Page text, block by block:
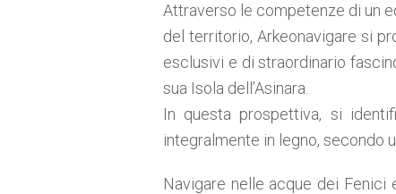
Attraverso le competenze di un
del territorio, Arkeonavigare si
esclusivi e di straordinario
sua Isola dell’Asinara.
In questa prospettiva, si
integralmente in legno, secondo
Navigare nelle acque dei